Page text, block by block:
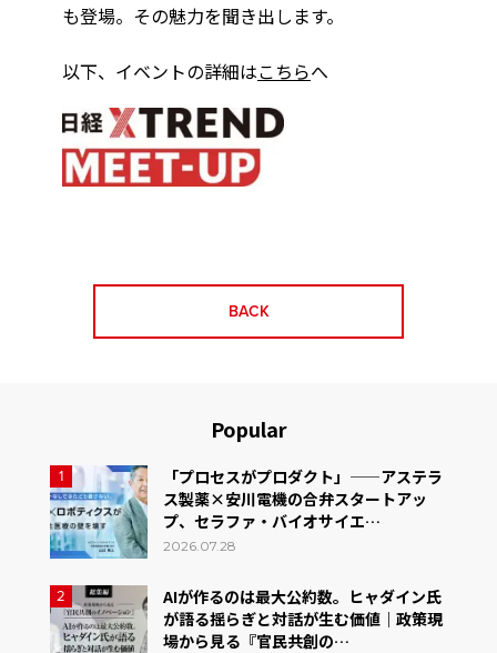
も登場。その魅力を聞き出します。
以下、イベントの詳細はこちらへ
BACK
Popular
1
「プロセスがプロダクト」——アステラ
ス製薬×安川電機の合弁スタートアッ
プ、セラファ・バイオサイエ…
2026.07.28
2
AIが作るのは最大公約数。ヒャダイン氏
が語る揺らぎと対話が生む価値｜政策現
場から見る『官民共創の…